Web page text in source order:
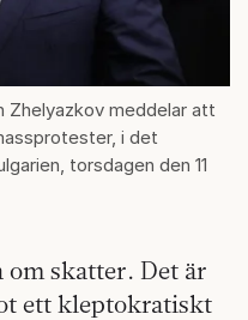
Zhelyazkov meddelar att
i det
torsdagen den 11
skatter. Det är
ett kleptokratiskt